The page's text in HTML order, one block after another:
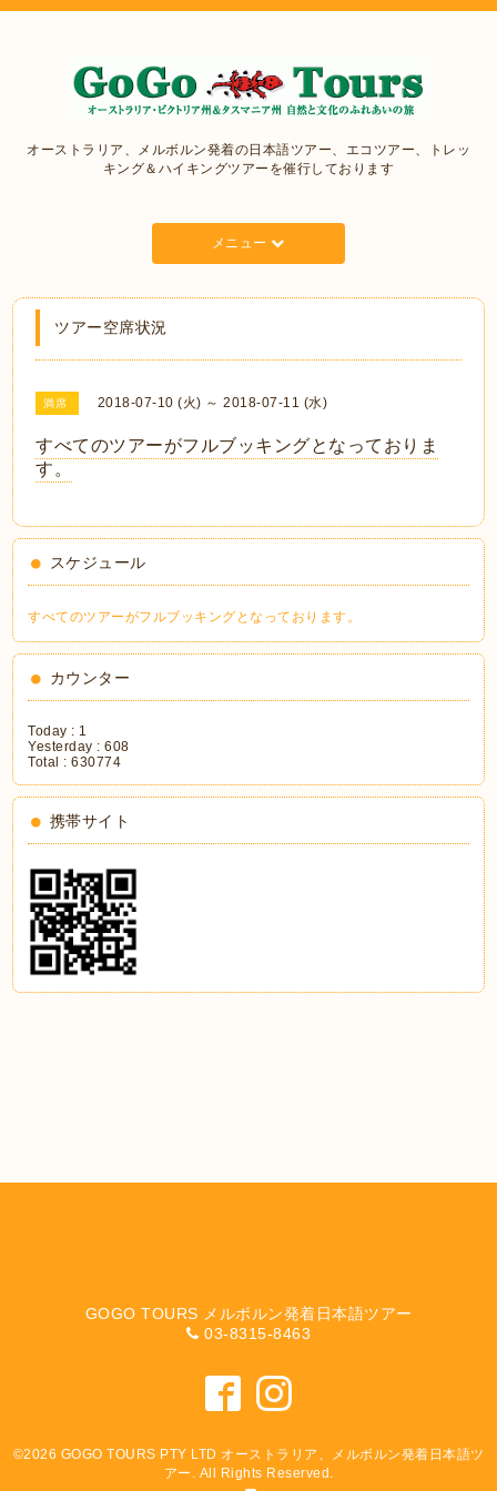
オーストラリア、メルボルン発着の日本語ツアー、エコツアー、トレッ
キング＆ハイキングツアーを催行しております
メニュー
ツアー空席状況
満席 2018-07-10 (火) ～ 2018-07-11 (水)
すべてのツアーがフルブッキングとなっておりま
す。
スケジュール
すべてのツアーがフルブッキングとなっております。
カウンター
Today : 1
Yesterday :608
Total :630774
携帯サイト
GOGO TOURS メルボルン発着日本語ツアー
03-8315-8463
©2026 GOGO TOURS PTY LTD オーストラリア、メルボルン発着日本語ツ
アー . All Rights Reserved.